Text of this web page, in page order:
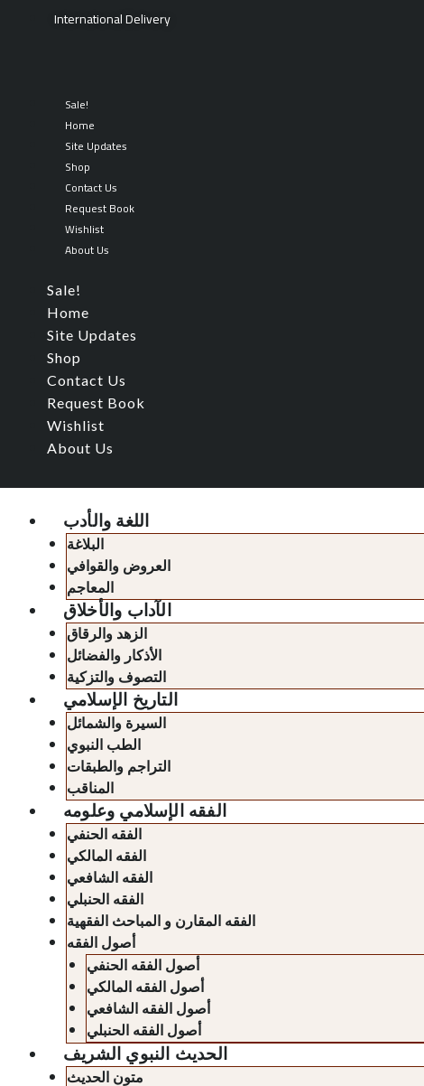
International Delivery
Sale!
Home
Site Updates
Shop
Contact Us
Request Book
Wishlist
About Us
Sale!
Home
Site Updates
Shop
Contact Us
Request Book
Wishlist
About Us
اللغة والأدب
البلاغة
العروض والقوافي
المعاجم
الآداب والأخلاق
الزهد والرقاق
الأذكار والفضائل
التصوف والتزكية
التاريخ الإسلامي
السيرة والشمائل
الطب النبوي
التراجم والطبقات
المناقب
الفقه الإسلامي وعلومه
الفقه الحنفي
الفقه المالكي
الفقه الشافعي
الفقه الحنبلي
الفقه المقارن و المباحث الفقهية
أصول الفقه
أصول الفقه الحنفي
أصول الفقه المالكي
أصول الفقه الشافعي
أصول الفقه الحنبلي
الحديث النبوي الشريف
متون الحديث